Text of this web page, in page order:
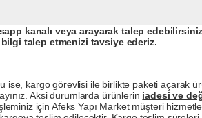
kanalı veya arayarak talep
talep etmenizi tavsiye ederiz.
kargo görevlisi ile birlikte paketi açarak
Aksi durumlarda ürünlerin iadesi ve
için Afeks Yapı Market müşteri